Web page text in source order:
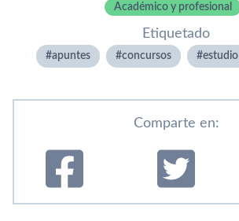
Académico y profesional
Etiquetado
apuntes concursos estudio
Comparte en: